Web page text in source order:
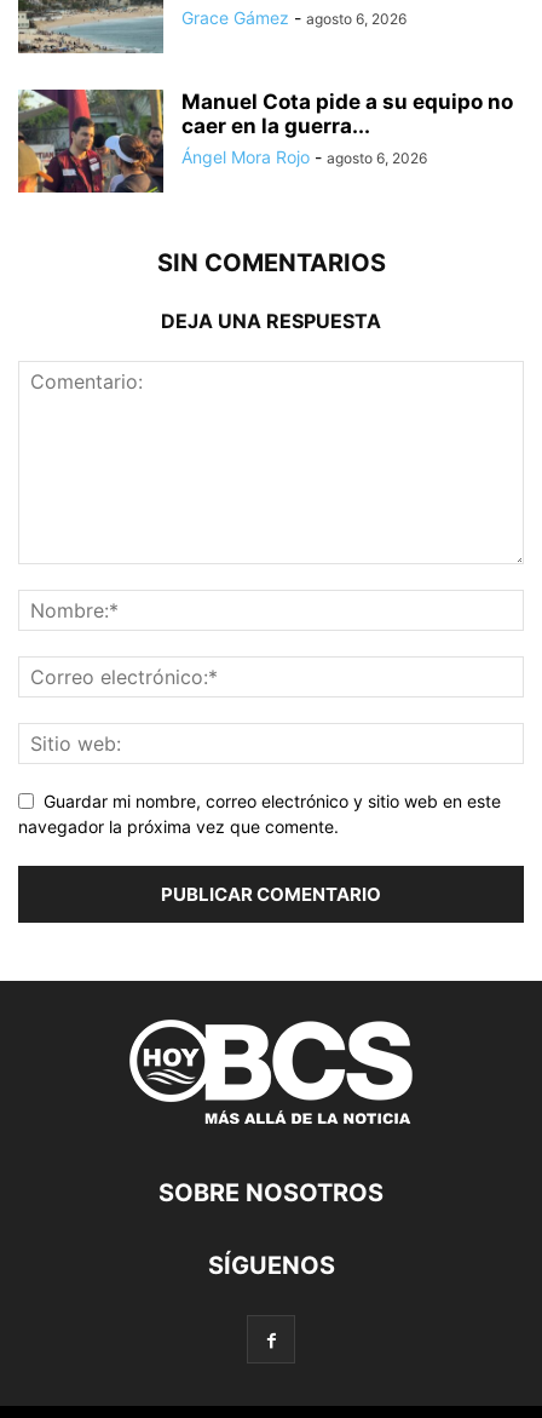
Grace Gámez - agosto 6, 2026
Manuel Cota pide a su equipo no
caer en la guerra...
Ángel Mora Rojo - agosto 6, 2026
SIN COMENTARIOS
DEJA UNA RESPUESTA
Guardar mi nombre, correo electrónico y sitio web en este
navegador la próxima vez que comente.
SOBRE NOSOTROS
SÍGUENOS